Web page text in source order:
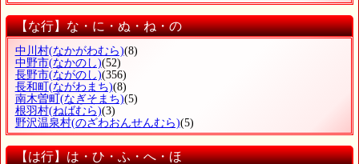
【な行】な・に・ぬ・ね・の
中川村(なかがわむら)(8)
中野市(なかのし)(52)
長野市(ながのし)(356)
長和町 (ながわまち)(8)
南木曽町 (なぎそまち)(5)
根羽村(ねばむら)(3)
野沢温泉村(のざわおんせんむら)(5)
【は行】は・ひ・ふ・へ・ほ